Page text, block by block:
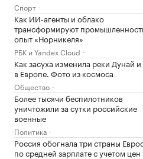
Спорт
Как ИИ-агенты и облако
трансформируют
опыт «Норникеля»
РБК и Yandex Cloud
Как засуха изменила реки Дунай
в Европе. Фото из космоса
Общество
Более тысячи беспилотников
уничтожили за сутки российские
военные
Политика
Россия обогнала три страны
по средней зарплате с учетом цен